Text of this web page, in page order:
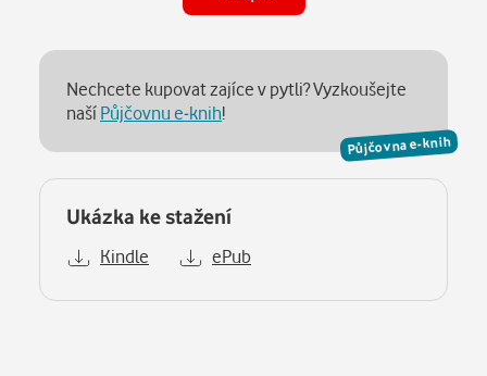
Půjčovna e-knih
Nechcete kupovat zajíce v pytli? Vyzkoušejte
našíPůjčovnu e-knih!
Ukázka ke stažení
Kindle ePub